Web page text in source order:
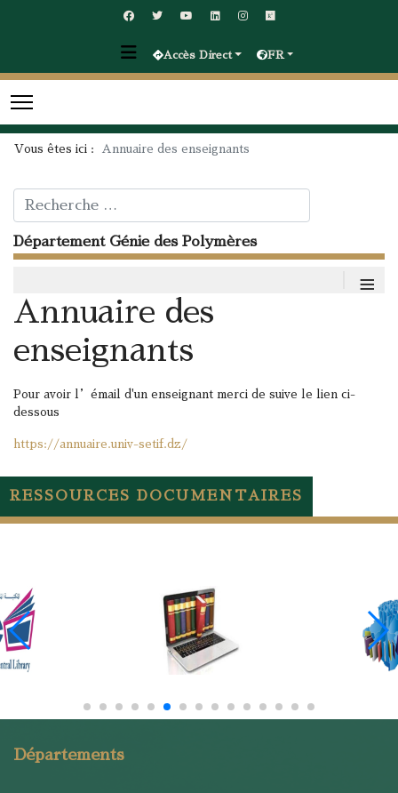
Accès Direct FR
Vous êtes ici : Annuaire des enseignants
Rechercher
Département Génie des Polymères
≡
Annuaire des
enseignants
Pour avoir l’émail d'un enseignant merci de suive le lien ci-
dessous
https://annuaire.univ-setif.dz/
RESSOURCES DOCUMENTAIRES
Départements